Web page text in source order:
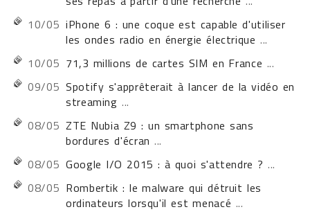
10/05 iPhone 6 : une coque est capable d'utiliser
les ondes radio en énergie électrique ...
10/05 71,3 millions de cartes SIM en France ...
09/05 Spotify s'apprêterait à lancer de la vidéo en
streaming ...
08/05 ZTE Nubia Z9 : un smartphone sans
bordures d'écran ...
08/05 Google I/O 2015 : à quoi s'attendre ? ...
08/05 Rombertik : le malware qui détruit les
ordinateurs lorsqu'il est menacé ...